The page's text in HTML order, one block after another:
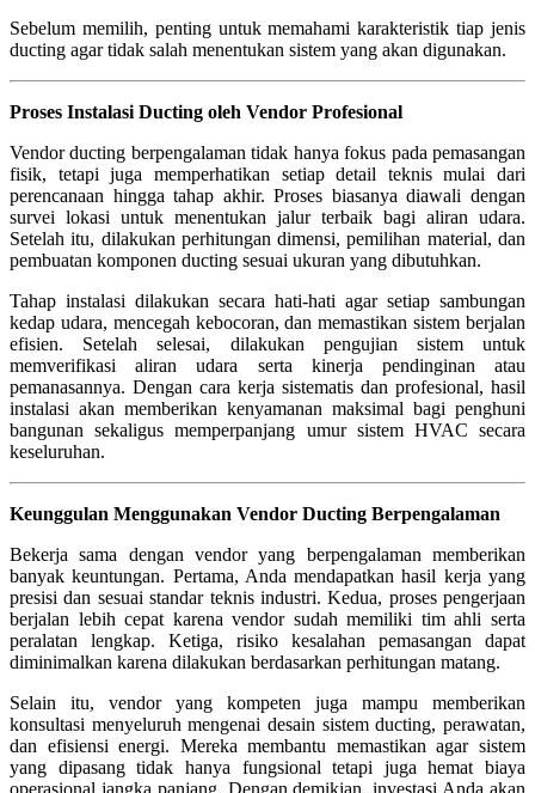
Sebelum memilih, penting untuk memahami karakteristik tiap jenis
ducting agar tidak salah menentukan sistem yang akan digunakan.
Proses Instalasi Ducting oleh Vendor Profesional
Vendor ducting berpengalaman tidak hanya fokus pada pemasangan
fisik, tetapi juga memperhatikan setiap detail teknis mulai dari
perencanaan hingga tahap akhir. Proses biasanya diawali dengan
survei lokasi untuk menentukan jalur terbaik bagi aliran udara.
Setelah itu, dilakukan perhitungan dimensi, pemilihan material, dan
pembuatan komponen ducting sesuai ukuran yang dibutuhkan.
Tahap instalasi dilakukan secara hati-hati agar setiap sambungan
kedap udara, mencegah kebocoran, dan memastikan sistem berjalan
efisien. Setelah selesai, dilakukan pengujian sistem untuk
memverifikasi aliran udara serta kinerja pendinginan atau
pemanasannya. Dengan cara kerja sistematis dan profesional, hasil
instalasi akan memberikan kenyamanan maksimal bagi penghuni
bangunan sekaligus memperpanjang umur sistem HVAC secara
keseluruhan.
Keunggulan Menggunakan Vendor Ducting Berpengalaman
Bekerja sama dengan vendor yang berpengalaman memberikan
banyak keuntungan. Pertama, Anda mendapatkan hasil kerja yang
presisi dan sesuai standar teknis industri. Kedua, proses pengerjaan
berjalan lebih cepat karena vendor sudah memiliki tim ahli serta
peralatan lengkap. Ketiga, risiko kesalahan pemasangan dapat
diminimalkan karena dilakukan berdasarkan perhitungan matang.
Selain itu, vendor yang kompeten juga mampu memberikan
konsultasi menyeluruh mengenai desain sistem ducting, perawatan,
dan efisiensi energi. Mereka membantu memastikan agar sistem
yang dipasang tidak hanya fungsional tetapi juga hemat biaya